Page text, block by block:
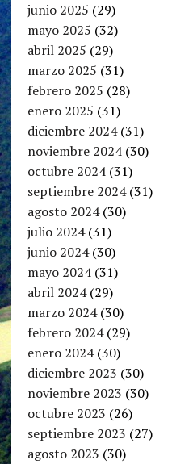
junio 2025 (29)
mayo 2025 (32)
abril 2025 (29)
marzo 2025 (31)
febrero 2025 (28)
enero 2025 (31)
diciembre 2024(31)
noviembre 2024(30)
octubre 2024(31)
septiembre 2024(31)
agosto 2024(30)
julio 2024(31)
junio 2024(30)
mayo 2024(31)
abril 2024(29)
marzo 2024(30)
febrero 2024(29)
enero 2024(30)
diciembre 2023 (30)
noviembre 2023 (30)
octubre 2023 (26)
septiembre 2023 (27)
agosto 2023 (30)